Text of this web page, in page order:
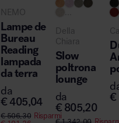
NEMO
Lampe de
Bureau
Reading
lampada
da terra
da
€ 405,04
€506,30 Risparmi
Della
Chiara
Slow
poltrona
lounge
da
€ 805,20
€